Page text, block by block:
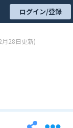
ログイン/登録
28日更新)